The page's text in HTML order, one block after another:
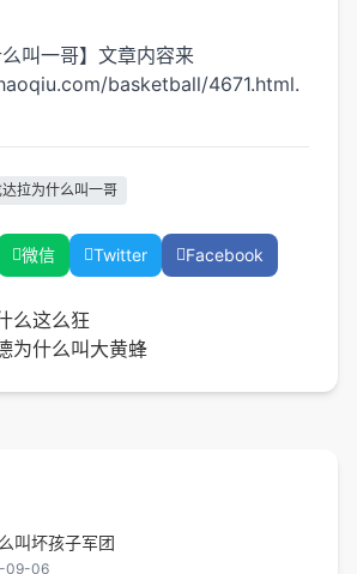
么叫一哥】文章内容来
basketball/4671.html.
拉为什么叫一哥
微信 Twitter Facebook
么这么狂
为什么叫大黄蜂
叫坏孩子军团
09-06